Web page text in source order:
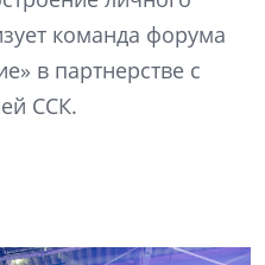
команда форума
в партнерстве с
ССК.